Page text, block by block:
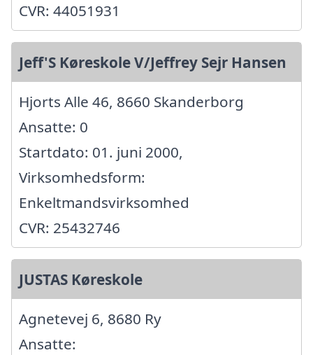
CVR: 44051931
Jeff'S Køreskole V/Jeffrey Sejr Hansen
Hjorts Alle 46, 8660 Skanderborg
Ansatte: 0
Startdato: 01. juni 2000,
Virksomhedsform:
Enkeltmandsvirksomhed
CVR: 25432746
JUSTAS Køreskole
Agnetevej 6, 8680 Ry
Ansatte: